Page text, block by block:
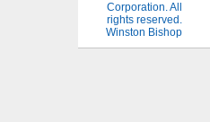
Winston Bishop